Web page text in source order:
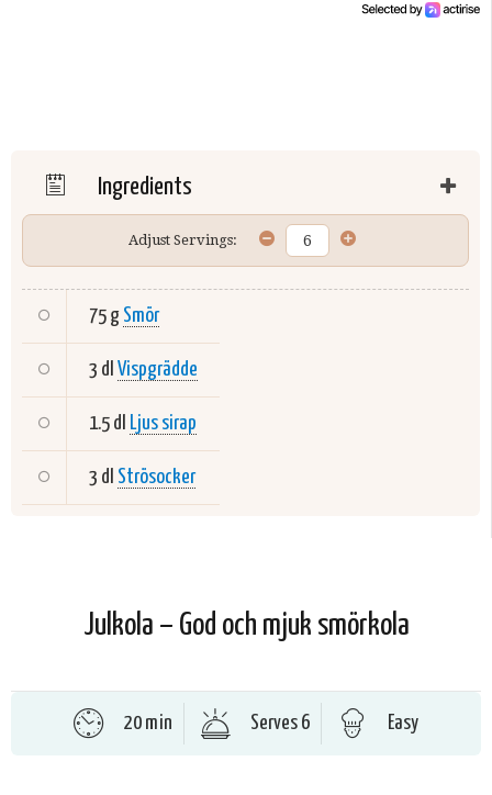
Ingredients
Adjust Servings:
75 g Smör
3 dl Vispgrädde
1.5 dl Ljus sirap
3 dl Strösocker
Julkola – God och mjuk smörkola
20 min Serves 6 Easy